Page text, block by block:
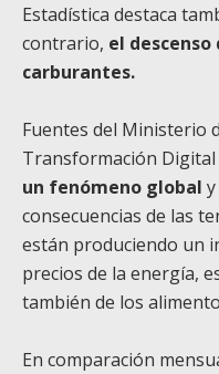
Estadística destaca
contrario, el descenso
carburantes.
Fuentes del Ministerio
Transformación
un fenómeno global
consecuencias de las
están produciendo un
precios de la energía,
también de los
En comparación